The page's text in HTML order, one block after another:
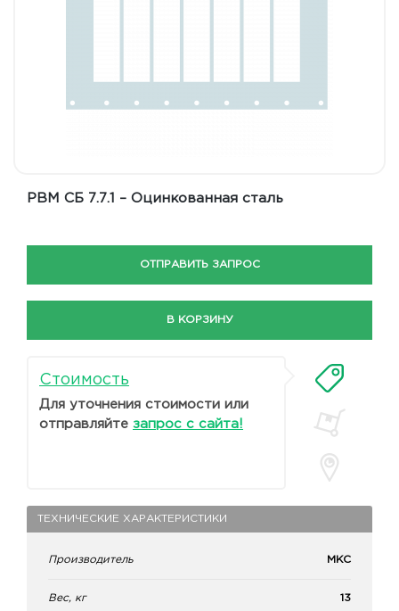
РВМ СБ 7.7.1 – Оцинкованная сталь
ОТПРАВИТЬ ЗАПРОС
В КОРЗИНУ
Стоимость
Для уточнения стоимости или
отправляйте запрос с сайта!
ТЕХНИЧЕСКИЕ ХАРАКТЕРИСТИКИ
Производитель МКС
Вес, кг 13